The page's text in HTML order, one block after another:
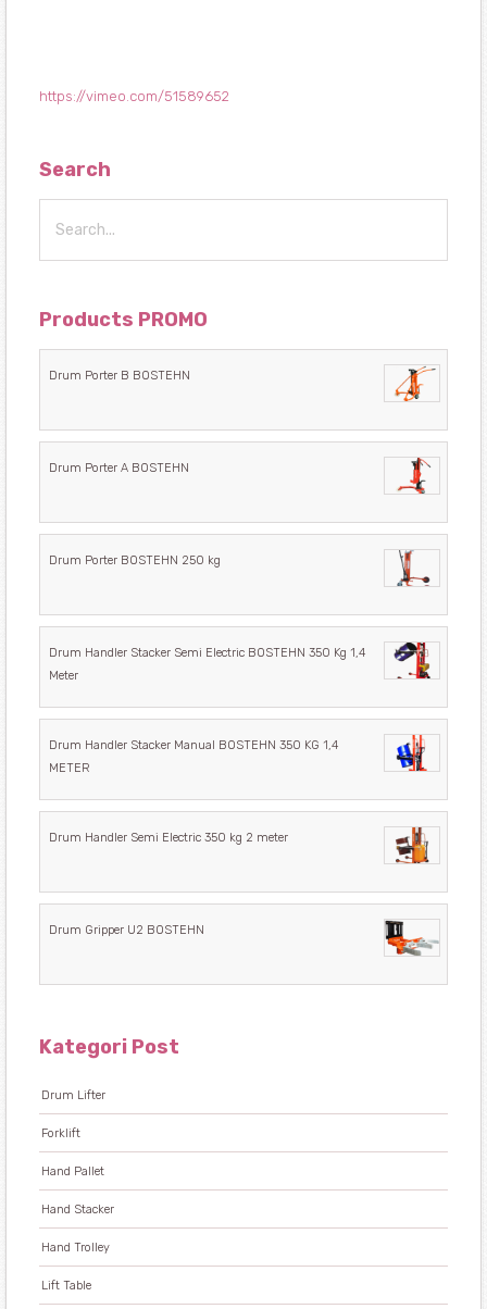
https://vimeo.com/51589652
Search
Products PROMO
Drum Porter B BOSTEHN
Drum Porter A BOSTEHN
Drum Porter BOSTEHN 250 kg
Drum Handler Stacker Semi Electric BOSTEHN 350 Kg 1,4
Meter
Drum Handler Stacker Manual BOSTEHN 350 KG 1,4
METER
Drum Handler Semi Electric 350 kg 2 meter
Drum Gripper U2 BOSTEHN
Kategori Post
Drum Lifter
Forklift
Hand Pallet
Hand Stacker
Hand Trolley
Lift Table